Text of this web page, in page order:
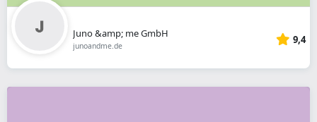
Juno &amp; me GmbH
junoandme.de 9,4